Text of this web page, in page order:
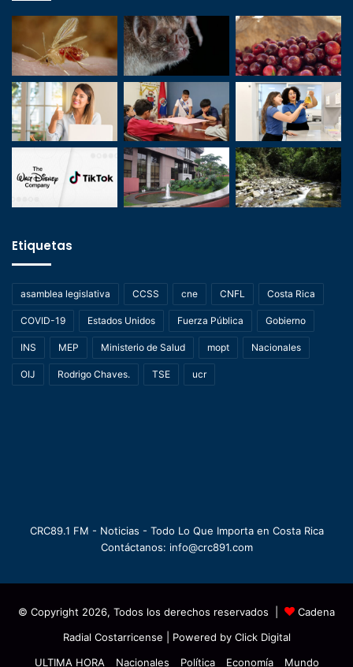
Etiquetas
asamblea legislativa CCSS cne CNFL Costa Rica
COVID-19 Estados Unidos Fuerza Pública Gobierno
INS MEP Ministerio de Salud mopt Nacionales
OIJ Rodrigo Chaves. TSE ucr
CRC89.1 FM - Noticias - Todo Lo Que Importa en Costa Rica
Contáctanos: info@crc891.com
© Copyright 2026, Todos los derechos reservados |
Cadena
Radial Costarricense | Powered by Click Digital
ULTIMA HORA
Nacionales Política Economía Mundo